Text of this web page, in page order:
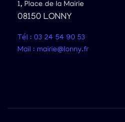
1, Place de la Mairie
08150 LONNY
Tél : 03 24 54 90 53
Mail : mairie@lonny.fr